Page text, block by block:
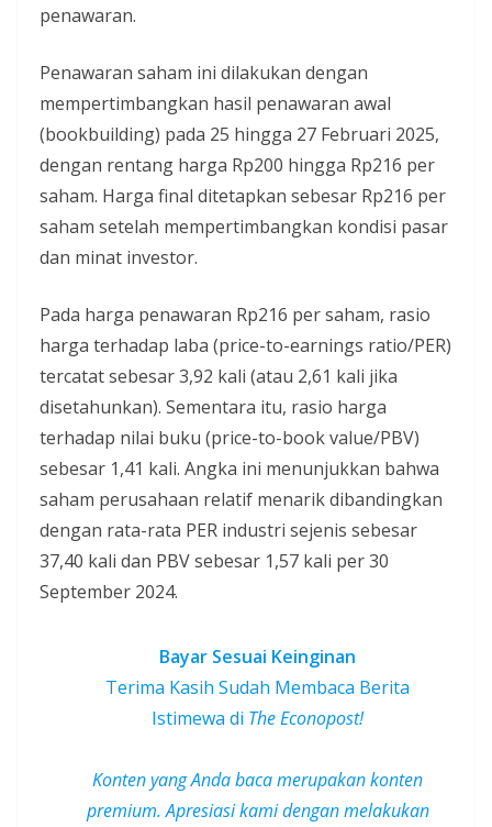
penawaran.
Penawaran saham ini dilakukan dengan
mempertimbangkan hasil penawaran awal
(bookbuilding) pada 25 hingga 27 Februari 2025,
dengan rentang harga Rp200 hingga Rp216 per
saham. Harga final ditetapkan sebesar Rp216 per
saham setelah mempertimbangkan kondisi pasar
dan minat investor.
Pada harga penawaran Rp216 per saham, rasio
harga terhadap laba (price-to-earnings ratio/PER)
tercatat sebesar 3,92 kali (atau 2,61 kali jika
disetahunkan). Sementara itu, rasio harga
terhadap nilai buku (price-to-book value/PBV)
sebesar 1,41 kali. Angka ini menunjukkan bahwa
saham perusahaan relatif menarik dibandingkan
dengan rata-rata PER industri sejenis sebesar
37,40 kali dan PBV sebesar 1,57 kali per 30
September 2024.
Bayar Sesuai Keinginan
Terima Kasih Sudah Membaca Berita
Istimewa di The Econopost!
Konten yang Anda baca merupakan konten
premium. Apresiasi kami dengan melakukan